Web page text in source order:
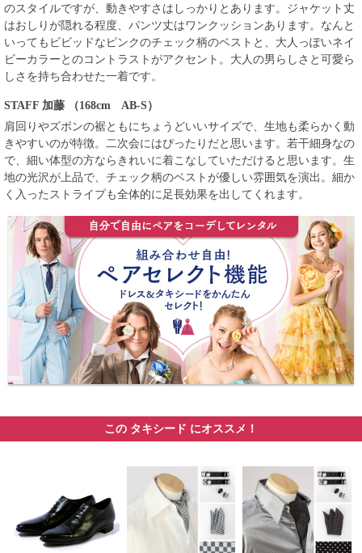
のスタイルですが、動きやすさはしっかりとあります。ジャケット丈
はおしりが隠れる程度、パンツ丈はワンクッションあります。なんと
いってもビビッドなピンクのチェック柄のベストと、大人っぽいネイ
ビーカラーとのコントラストがアクセント。大人の男らしさと可愛ら
しさを持ち合わせた一着です。
STAFF 加藤
（168cm AB-S）
肩回りやズボンの裾ともにちょうどいいサイズで、生地も柔らかく動
きやすいのが特徴。二次会にはぴったりだと思います。若干細身なの
で、細い体型の方ならきれいに着こなしていただけると思います。生
地の光沢が上品で、チェック柄のベストが優しい雰囲気を演出。細か
く入ったストライプも全体的に足長効果を出してくれます。
この タキシード にオススメ！